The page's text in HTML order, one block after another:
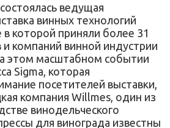
ведущая
винных технологий
в которой приняли более 31
компаний винной индустрии
этом масштабном событии
Sigma, которая
посетителей выставки,
компания Willmes, один из
винодельческого
для винограда известны